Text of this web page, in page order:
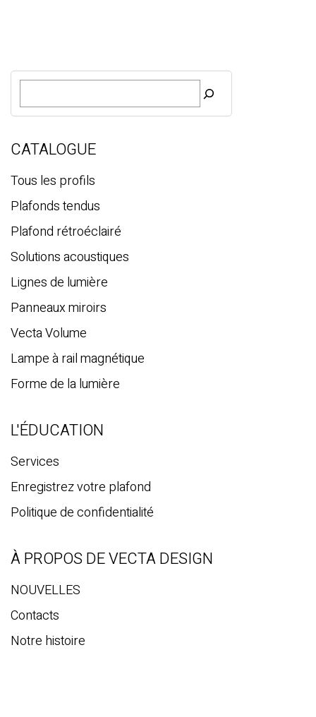
c
e
r
c
h
e
CATALOGUE
Tous les profils
Plafonds tendus
Plafond rétroéclairé
Solutions acoustiques
Lignes de lumière
Panneaux miroirs
Vecta Volume
Lampe à rail magnétique
Forme de la lumière
L'ÉDUCATION
Services
Enregistrez votre plafond
Politique de confidentialité
À PROPOS DE VECTA DESIGN
NOUVELLES
Contacts
Notre histoire